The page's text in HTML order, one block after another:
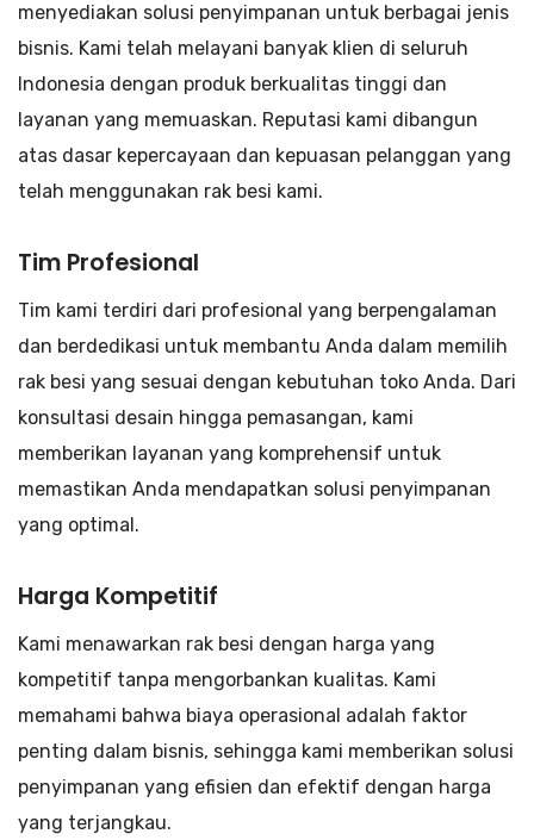
menyediakan solusi penyimpanan untuk berbagai jenis
bisnis. Kami telah melayani banyak klien di seluruh
Indonesia dengan produk berkualitas tinggi dan
layanan yang memuaskan. Reputasi kami dibangun
atas dasar kepercayaan dan kepuasan pelanggan yang
telah menggunakan rak besi kami.
Tim Profesional
Tim kami terdiri dari profesional yang berpengalaman
dan berdedikasi untuk membantu Anda dalam memilih
rak besi yang sesuai dengan kebutuhan toko Anda. Dari
konsultasi desain hingga pemasangan, kami
memberikan layanan yang komprehensif untuk
memastikan Anda mendapatkan solusi penyimpanan
yang optimal.
Harga Kompetitif
Kami menawarkan rak besi dengan harga yang
kompetitif tanpa mengorbankan kualitas. Kami
memahami bahwa biaya operasional adalah faktor
penting dalam bisnis, sehingga kami memberikan solusi
penyimpanan yang efisien dan efektif dengan harga
yang terjangkau.